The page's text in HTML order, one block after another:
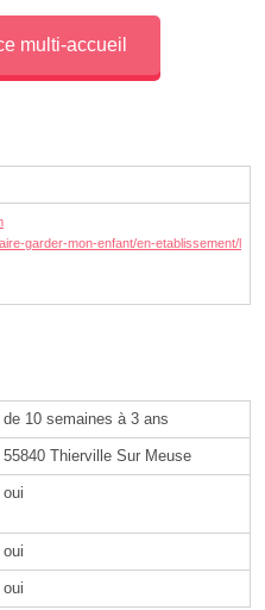
multi-accueil
garder-mon-enfant/en-etablissement/l
de 10 semaines à 3 ans
55840 Thierville Sur Meuse
oui
oui
oui